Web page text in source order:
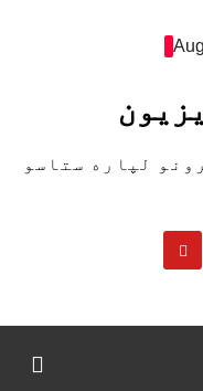
لپاره ستاسو